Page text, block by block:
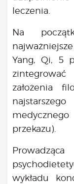
leczenia.
Na
Yang, Qi, 5
założenia
przekazu).
wykładu